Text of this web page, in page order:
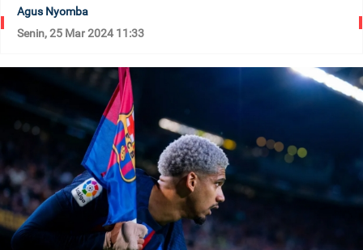
Agus Nyomba
Senin, 25 Mar 2024 11:33